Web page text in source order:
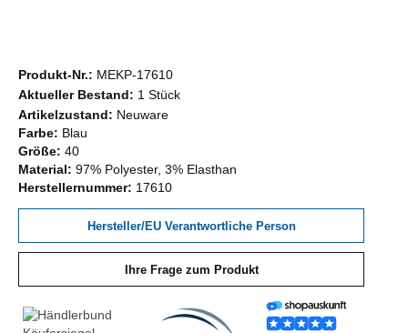
Produkt-Nr.: MEKP-17610
Aktueller Bestand: 1 Stück
Artikelzustand: Neuware
Farbe: Blau
Größe: 40
Material: 97% Polyester, 3% Elasthan
Herstellernummer: 17610
Hersteller/EU Verantwortliche Person
Ihre Frage zum Produkt